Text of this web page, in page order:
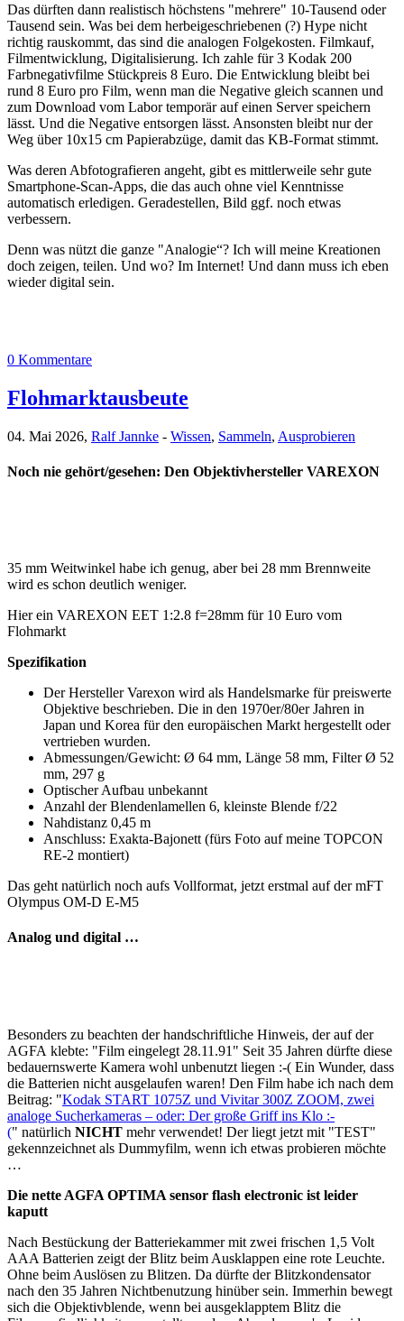
Das dürften dann realistisch höchstens "mehrere" 10-Tausend oder
Tausend sein. Was bei dem herbeigeschriebenen (?) Hype nicht
richtig rauskommt, das sind die analogen Folgekosten. Filmkauf,
Filmentwicklung, Digitalisierung. Ich zahle für 3 Kodak 200
Farbnegativfilme Stückpreis 8 Euro. Die Entwicklung bleibt bei
rund 8 Euro pro Film, wenn man die Negative gleich scannen und
zum Download vom Labor temporär auf einen Server speichern
lässt. Und die Negative entsorgen lässt. Ansonsten bleibt nur der
Weg über 10x15 cm Papierabzüge, damit das KB-Format stimmt.
Was deren Abfotografieren angeht, gibt es mittlerweile sehr gute
Smartphone-Scan-Apps, die das auch ohne viel Kenntnisse
automatisch erledigen. Geradestellen, Bild ggf. noch etwas
verbessern.
Denn was nützt die ganze "Analogie“? Ich will meine Kreationen
doch zeigen, teilen. Und wo? Im Internet! Und dann muss ich eben
wieder digital sein.
0 Kommentare
Flohmarktausbeute
04. Mai 2026, Ralf Jannke - Wissen, Sammeln, Ausprobieren
Noch nie gehört/gesehen: Den Objektivhersteller VAREXON
35 mm Weitwinkel habe ich genug, aber bei 28 mm Brennweite
wird es schon deutlich weniger.
Hier ein VAREXON EET 1:2.8 f=28mm für 10 Euro vom
Flohmarkt
Spezifikation
Der Hersteller Varexon wird als Handelsmarke für preiswerte
Objektive beschrieben. Die in den 1970er/80er Jahren in
Japan und Korea für den europäischen Markt hergestellt oder
vertrieben wurden.
Abmessungen/Gewicht: Ø 64 mm, Länge 58 mm, Filter Ø 52
mm, 297 g
Optischer Aufbau unbekannt
Anzahl der Blendenlamellen 6, kleinste Blende f/22
Nahdistanz 0,45 m
Anschluss: Exakta-Bajonett (fürs Foto auf meine TOPCON
RE-2 montiert)
Das geht natürlich noch aufs Vollformat, jetzt erstmal auf der mFT
Olympus OM-D E-M5
Analog und digital …
Besonders zu beachten der handschriftliche Hinweis, der auf der
AGFA klebte: "Film eingelegt 28.11.91" Seit 35 Jahren dürfte diese
bedauernswerte Kamera wohl unbenutzt liegen :-( Ein Wunder, dass
die Batterien nicht ausgelaufen waren! Den Film habe ich nach dem
Beitrag: "Kodak START 1075Z und Vivitar 300Z ZOOM, zwei
analoge Sucherkameras – oder: Der große Griff ins Klo :-
(" natürlich NICHT mehr verwendet! Der liegt jetzt mit "TEST"
gekennzeichnet als Dummyfilm, wenn ich etwas probieren möchte
…
Die nette AGFA OPTIMA sensor flash electronic ist leider
kaputt
Nach Bestückung der Batteriekammer mit zwei frischen 1,5 Volt
AAA Batterien zeigt der Blitz beim Ausklappen eine rote Leuchte.
Ohne beim Auslösen zu Blitzen. Da dürfte der Blitzkondensator
nach den 35 Jahren Nichtbenutzung hinüber sein. Immerhin bewegt
sich die Objektivblende, wenn bei ausgeklapptem Blitz die